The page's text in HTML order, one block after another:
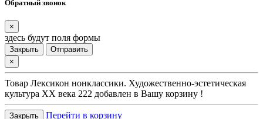
Обратный звонок
×
здесь будут поля формы
Закрыть
Отправить
×
Товар Лексикон нонклассики. Художественно-эстетическая
культура XX века 222 добавлен в Вашу корзину !
Закрыть Перейти в корзину